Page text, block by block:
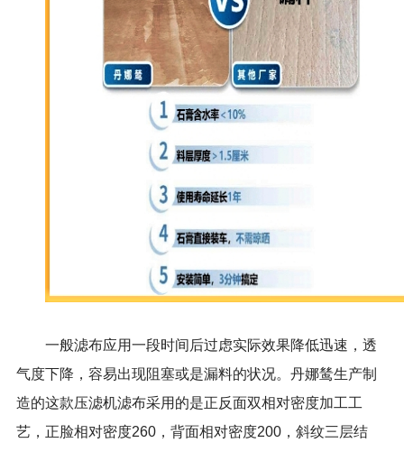
一般滤布应用一段时间后过虑实际效果降低迅速，透
气度下降，容易出现阻塞或是漏料的状况。丹娜鸶生产制
造的这款压滤机滤布采用的是正反面双相对密度加工工
艺，正脸相对密度260，背面相对密度200，斜纹三层结